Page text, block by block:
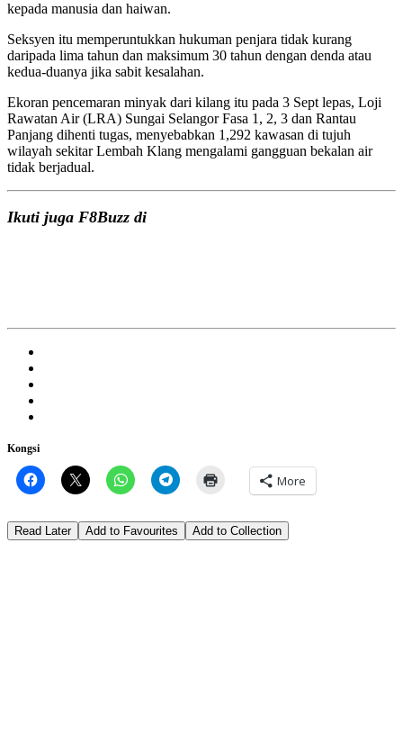
kepada manusia dan haiwan.
Seksyen itu memperuntukkan hukuman penjara tidak kurang
daripada lima tahun dan maksimum 30 tahun dengan denda atau
kedua-duanya jika sabit kesalahan.
Ekoran pencemaran minyak dari kilang itu pada 3 Sept lepas, Loji
Rawatan Air (LRA) Sungai Selangor Fasa 1, 2, 3 dan Rantau
Panjang dihenti tugas, menyebabkan 1,292 kawasan di tujuh
wilayah sekitar Lembah Klang mengalami gangguan bekalan air
tidak berjadual.
Ikuti juga F8Buzz di
Kongsi
More
Read Later Add to Favourites Add to Collection